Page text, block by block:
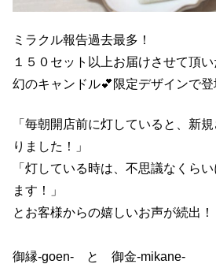
ミラクル報告過去最多！
１５０セット以上お届けさせて頂い
幻のキャンドル💕限定デザインで
「毎朝開店前に灯していると、新
りました！」
「灯している時は、不思議なくら
ます！」
とお客様からの嬉しいお声が続出！
御縁-goen- と 御金-mikane-